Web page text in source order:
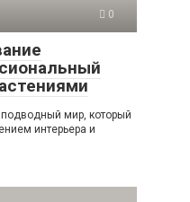
0
мир, который
интерьера и